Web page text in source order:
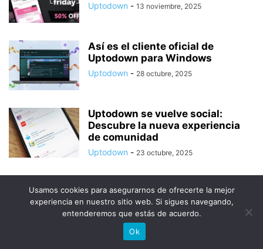
Uptodown - 13 noviembre, 2025
Así es el cliente oficial de
Uptodown para Windows
Uptodown - 28 octubre, 2025
Uptodown se vuelve social:
Descubre la nueva experiencia
de comunidad
Uptodown - 23 octubre, 2025
© Uptodown Technologies SL |
cookies
Usamos cookies para asegurarnos de ofrecerte la mejor
experiencia en nuestro sitio web. Si sigues navegando,
entenderemos que estás de acuerdo.
Ok